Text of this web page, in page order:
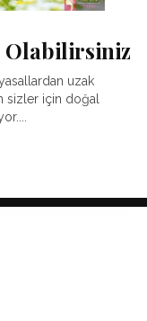
Olabilirsiniz
uzak
sizler için doğal